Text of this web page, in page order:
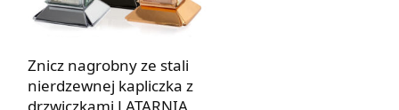
Znicz nagrobny ze stali
nierdzewnej kapliczka z